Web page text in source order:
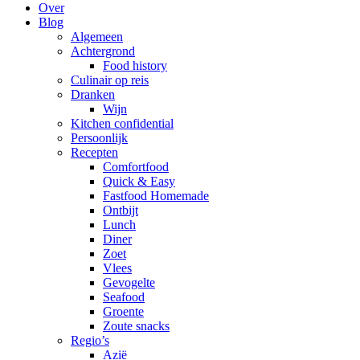
Over
Blog
Algemeen
Achtergrond
Food history
Culinair op reis
Dranken
Wijn
Kitchen confidential
Persoonlijk
Recepten
Comfortfood
Quick & Easy
Fastfood Homemade
Ontbijt
Lunch
Diner
Zoet
Vlees
Gevogelte
Seafood
Groente
Zoute snacks
Regio’s
Azië